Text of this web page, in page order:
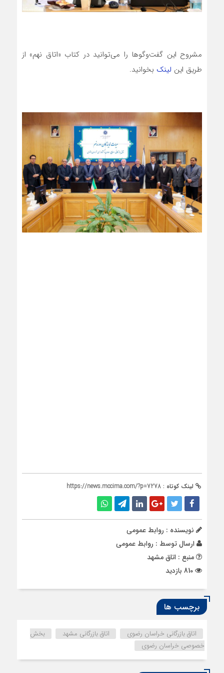
مشروح این گفت‌وگوها را می‌توانید در کتاب «اتاق نهم» از
طریق این لینک بخوانید.
لینک کوتاه : https://news.mccima.com/?p=7278
نویسنده : روابط عمومی
ارسال توسط : روابط عمومی
منبع : اتاق مشهد
برچسب ها
اتاق بازرگانی خراسان رضوی اتاق بازرگانی مشهد
بخش
خصوصی خراسان رضوی